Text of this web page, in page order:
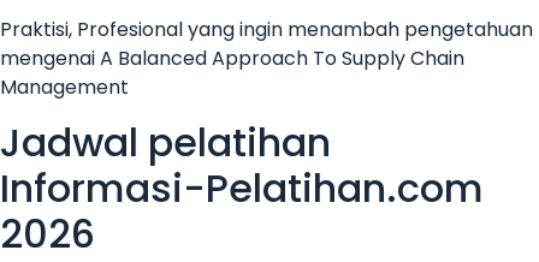
Praktisi, Profesional yang ingin menambah pengetahuan
mengenai A Balanced Approach To Supply Chain
Management
Jadwal pelatihan
Informasi-Pelatihan.com
2026